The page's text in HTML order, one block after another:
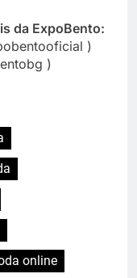
da ExpoBento:
)
)
online